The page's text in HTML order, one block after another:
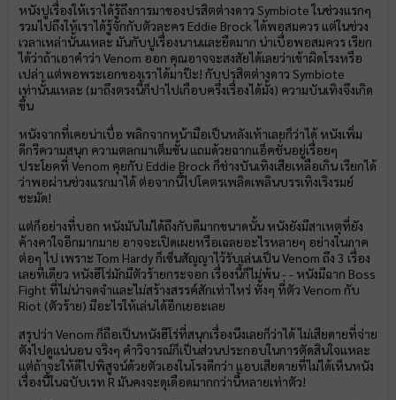
หนังปูเรื่องให้เราได้รู้ถึงการมาของปรสิตต่างดาว Symbiote ในช่วงแรกๆ
รวมไปถึงให้เราได้รู้จักกับตัวละคร Eddie Brock ได้พอสมควร แต่ในช่วง
เวลาเหล่านั้นแหละ มันกับปูเรื่องนานและยืดมาก น่าเบื่อพอสมควร เรียก
ได้ว่าถ้าเอาคำว่า Venom ออก คุณอาจจะสงสัยได้เลยว่าเข้าผิดโรงหรือ
เปล่า แต่พอพระเอกของเราได้มาป๊ะ! กับปรสิตต่างดาว Symbiote
เท่านั้นแหละ (มาถึงตรงนี้ก็ปาไปเกือบครึ่งเรื่องได้มั้ง) ความบันเทิงจึงเกิด
ขึ้น
หนังจากที่เคยน่าเบื่อ พลิกจากหน้ามือเป็นหลังเท้าเลยก็ว่าได้ หนังเพิ่ม
ดีกรีความสนุก ความตลกมาเต็มขั้น แถมด้วยฉากแอ็คชั่นอยู่เรื่อยๆ
ประโยคที่ Venom คุยกับ Eddie Brock ก็ช่างบันเทิงเสียเหลือเกิน เรียกได้
ว่าพอผ่านช่วงแรกมาได้ ต่อจากนี้ไปโคตรเพลิดเพลินบรรเทิงเริงรมย์
ชะมัด!
แต่ก็อย่างที่บอก หนังมันไม่ได้ถึงกับดีมากขนาดนั้น หนังยังมีสาเหตุที่ยัง
ค้างคาใจอีกมากมาย อาจจะเปิดเผยหรือเฉลยอะไรหลายๆ อย่างในภาค
ต่อๆ ไป เพราะ Tom Hardy ก็เซ็นสัญญาไว้รับเล่นเป็น Venom ถึง 3 เรื่อง
เลยทีเดียว หนังฮีโร่มักมีตัวร้ายกระจอก เรื่องนี้ก็ไม่พ้น - - หนังมีฉาก Boss
Fight ที่ไม่น่าจดจำและไม่สร้างสรรค์สักเท่าไหร่ ทั้งๆ ที่ตัว Venom กับ
Riot (ตัวร้าย) มีอะไรให้เล่นได้อีกเยอะเลย
สรุปว่า Venom ก็ถือเป็นหนังฮีโร่ที่สนุกเรื่องนึงเลยก็ว่าได้ ไม่เสียดายที่จ่าย
ตังไปดูแน่นอน จริงๆ คำวิจารณ์ก็เป็นส่วนประกอบในการตัดสินใจแหละ
แต่ถ้าจะให้ดีไปพิสูจน์ด้วยตัวเองในโรงดีกว่า แอบเสียดายที่ไม่ได้เห็นหนัง
เรื่องนี้ในฉบับเรท R มันคงจะดุเดือดมากกว่านี้หลายเท่าตัว!